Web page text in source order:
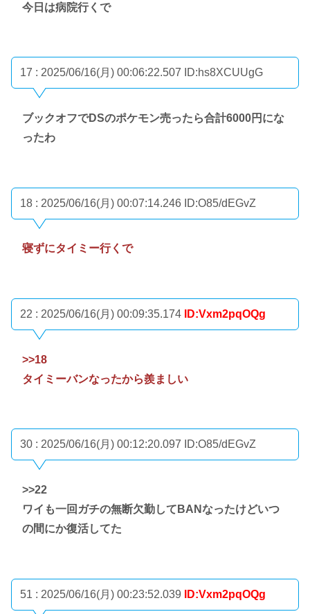
今日は病院行くで
17 : 2025/06/16(月) 00:06:22.507 ID:hs8XCUUgG
ブックオフでDSのポケモン売ったら合計6000円にな
ったわ
18 : 2025/06/16(月) 00:07:14.246 ID:O85/dEGvZ
寝ずにタイミー行くで
22 : 2025/06/16(月) 00:09:35.174 ID:Vxm2pqOQg
>>18
タイミーバンなったから羨ましい
30 : 2025/06/16(月) 00:12:20.097 ID:O85/dEGvZ
>>22
ワイも一回ガチの無断欠勤してBANなったけどいつ
の間にか復活してた
51 : 2025/06/16(月) 00:23:52.039 ID:Vxm2pqOQg